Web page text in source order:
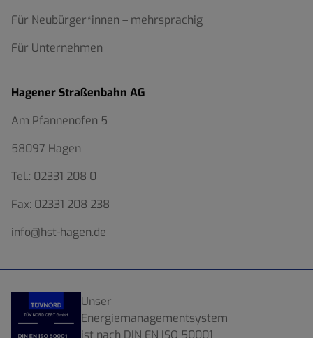
Für Neubürger*innen – mehrsprachig
Für Unternehmen
Hagener Straßenbahn AG
Am Pfannenofen 5
58097 Hagen
Tel.: 02331 208 0
Fax: 02331 208 238
info@hst-hagen.de
Unser
Energiemanagementsystem
ist nach DIN EN ISO 50001